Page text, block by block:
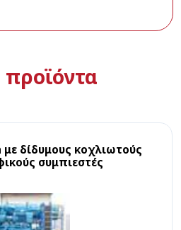
δίδυμους κοχλιωτούς
συμπιεστές